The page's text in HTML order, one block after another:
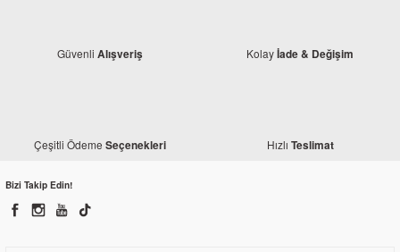
Güvenli Alışveriş Kolayİade & Değişim
Çeşitli Ödeme Seçenekleri Hızlı Teslimat
Bizi Takip Edin!